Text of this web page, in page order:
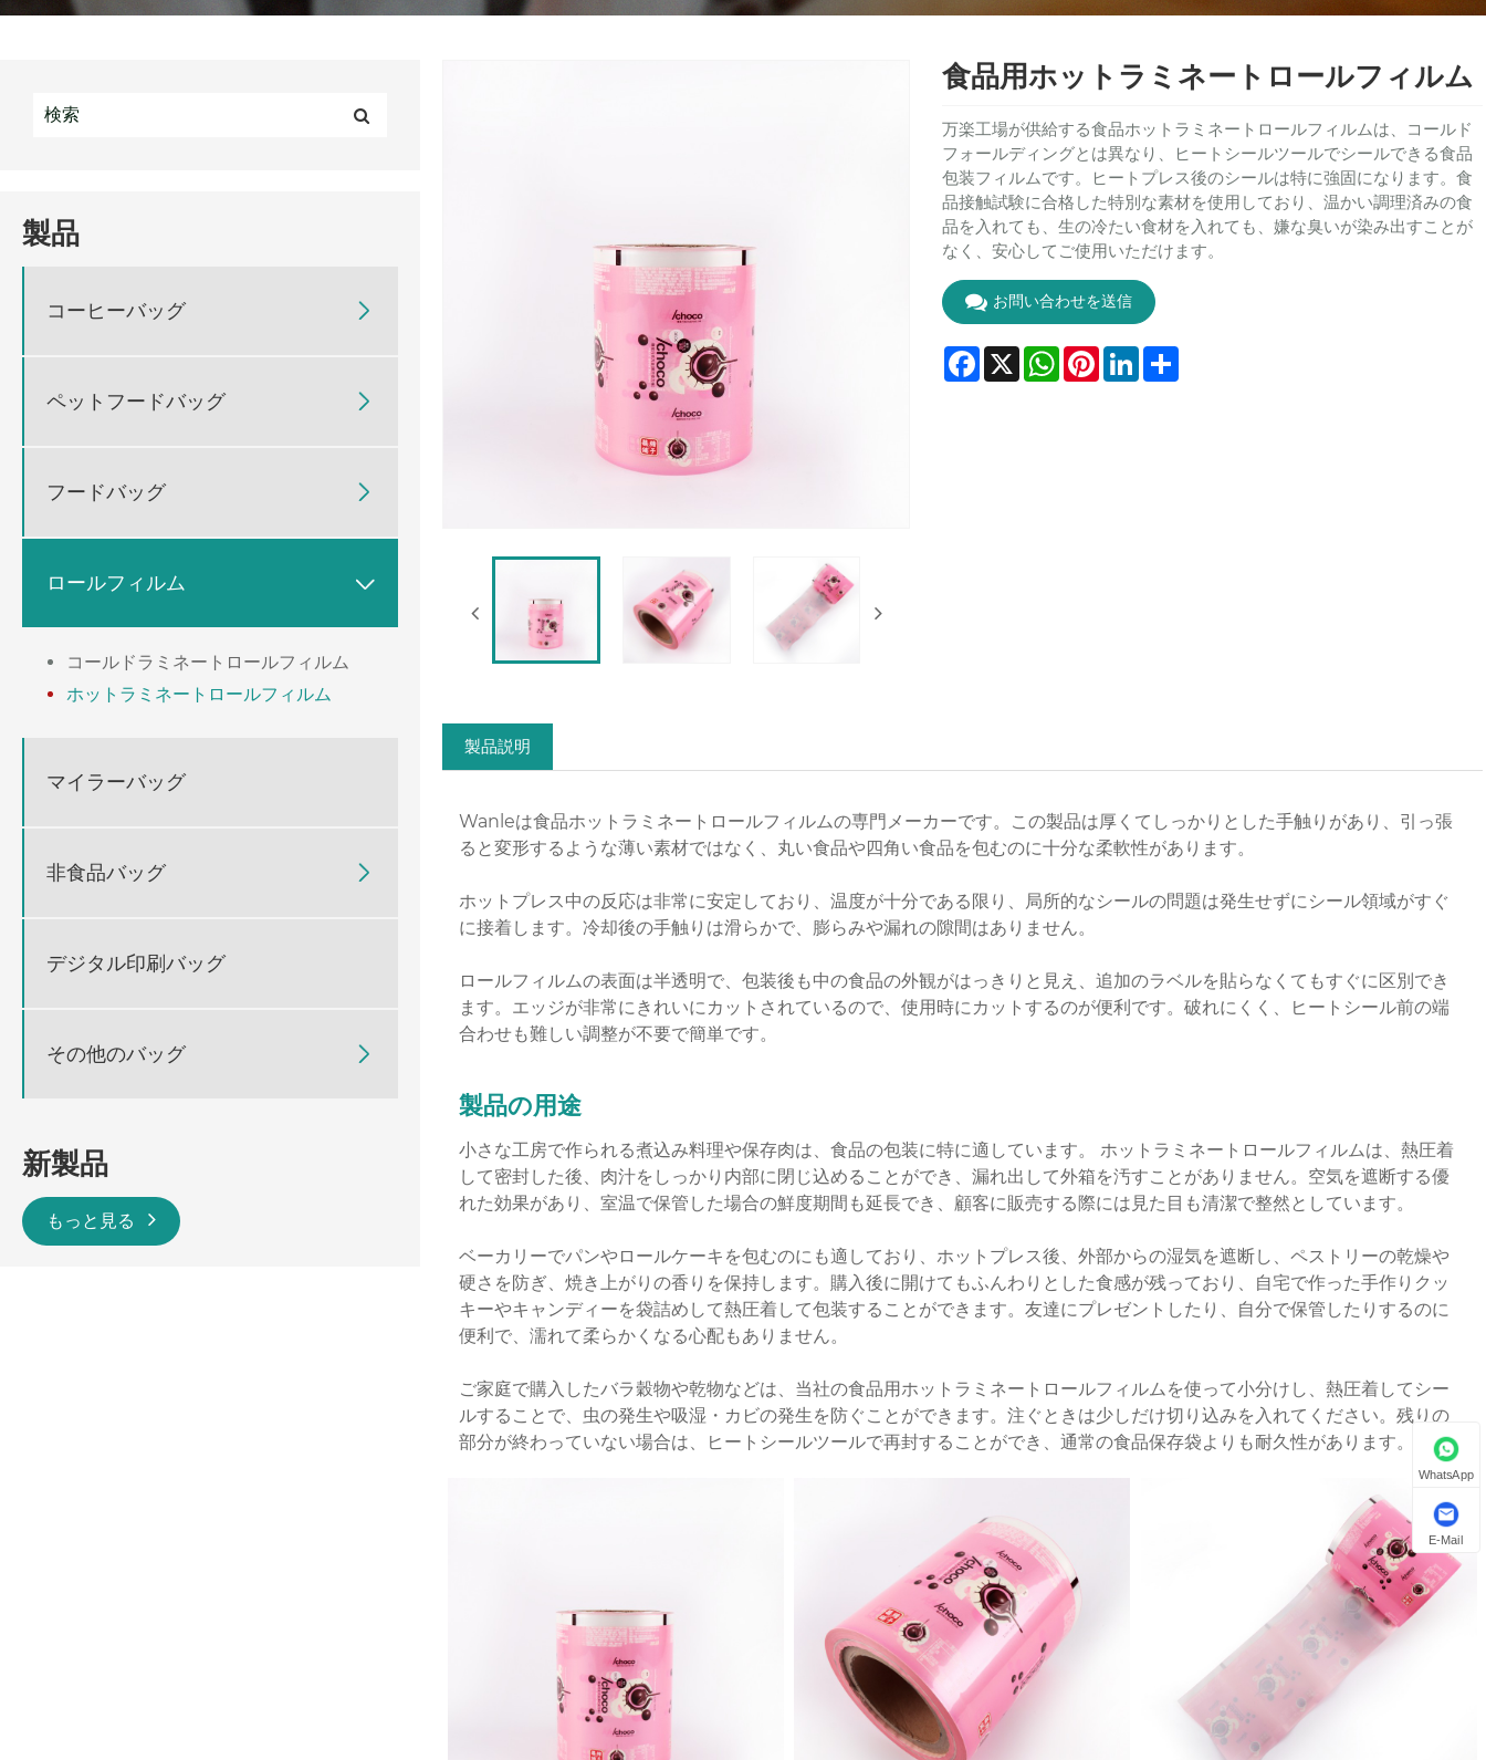
製品
コーヒーバッグ 
ペットフードバッグ 
フードバッグ 
ロールフィルム 
コールドラミネートロールフィルム
ホットラミネートロールフィルム
マイラーバッグ
非食品バッグ 
デジタル印刷バッグ
その他のバッグ 
新製品
もっと見る
食品用ホットラミネートロールフィルム
万楽工場が供給する食品ホットラミネートロールフィルムは、コールド
フォールディングとは異なり、ヒートシールツールでシールできる食品
包装フィルムです。ヒートプレス後のシールは特に強固になります。食
品接触試験に合格した特別な素材を使用しており、温かい調理済みの食
品を入れても、生の冷たい食材を入れても、嫌な臭いが染み出すことが
なく、安心してご使用いただけます。
お問い合わせを送信
Facebook
X WhatsApp
PinterestLinkedIn
Share
製品説明
Wanleは食品ホットラミネートロールフィルムの専門メーカーです。この製品は厚くてしっかりとした手触りがあり、引っ張
ると変形するような薄い素材ではなく、丸い食品や四角い食品を包むのに十分な柔軟性があります。
ホットプレス中の反応は非常に安定しており、温度が十分である限り、局所的なシールの問題は発生せずにシール領域がすぐ
に接着します。冷却後の手触りは滑らかで、膨らみや漏れの隙間はありません。
ロールフィルムの表面は半透明で、包装後も中の食品の外観がはっきりと見え、追加のラベルを貼らなくてもすぐに区別でき
ます。エッジが非常にきれいにカットされているので、使用時にカットするのが便利です。破れにくく、ヒートシール前の端
合わせも難しい調整が不要で簡単です。
製品の用途
小さな工房で作られる煮込み料理や保存肉は、食品の包装に特に適しています。 ホットラミネートロールフィルムは、熱圧着
して密封した後、肉汁をしっかり内部に閉じ込めることができ、漏れ出して外箱を汚すことがありません。空気を遮断する優
れた効果があり、室温で保管した場合の鮮度期間も延長でき、顧客に販売する際には見た目も清潔で整然としています。
ベーカリーでパンやロールケーキを包むのにも適しており、ホットプレス後、外部からの湿気を遮断し、ペストリーの乾燥や
硬さを防ぎ、焼き上がりの香りを保持します。購入後に開けてもふんわりとした食感が残っており、自宅で作った手作りクッ
キーやキャンディーを袋詰めして熱圧着して包装することができます。友達にプレゼントしたり、自分で保管したりするのに
便利で、濡れて柔らかくなる心配もありません。
ご家庭で購入したバラ穀物や乾物などは、当社の食品用ホットラミネートロールフィルムを使って小分けし、熱圧着してシー
ルすることで、虫の発生や吸湿・カビの発生を防ぐことができます。注ぐときは少しだけ切り込みを入れてください。残りの
部分が終わっていない場合は、ヒートシールツールで再封することができ、通常の食品保存袋よりも耐久性があります。
WhatsApp
E-Mail